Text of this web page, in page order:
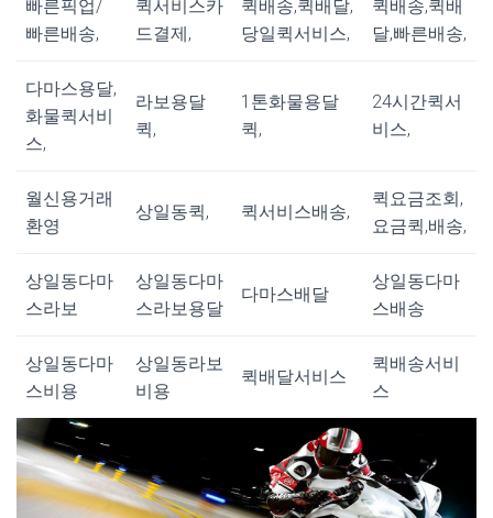
빠른픽업/
빠른배송,
퀵서비스카
드결제,
퀵배송,퀵배달,
당일퀵서비스,
퀵배송,퀵배
달,빠른배송,
다마스용달,
화물퀵서비
스,
라보용달
퀵,
1톤화물용달
퀵,
24시간퀵서
비스,
월신용거래
환영
상일동퀵, 퀵서비스배송,
퀵요금조회,
요금퀵,배송,
상일동다마
스라보
상일동다마
스라보용달
다마스배달
상일동다마
스배송
상일동다마
스비용
상일동라보
비용
퀵배달서비스
퀵배송서비
스